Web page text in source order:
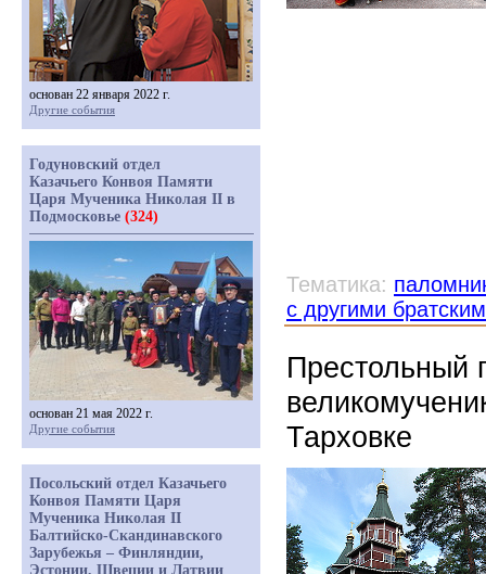
Тематика:
с другими
Престольный
Тарховке
основан 22 января 2022 г.
Другие события
Годуновский отдел
Казачьего Конвоя Памяти
Царя Мученика Николая II в
Подмосковье (324)
основан 21 мая 2022 г.
Другие события
Посольский отдел Казачьего
Конвоя Памяти Царя
Мученика Николая II
Балтийско-Скандинавского
Зарубежья – Финляндии,
Эстонии, Швеции и Латвии